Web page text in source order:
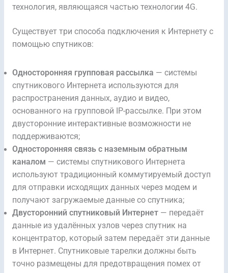
технология, являющаяся частью технологии 4G.
Существует три способа подключения к Интернету с
помощью спутников:
Односторонняя групповая рассылка — системы
спутникового Интернета используются для
распространения данных, аудио и видео,
основанного на групповой IP-рассылке. При этом
двусторонние интерактивные возможности не
поддерживаются;
Односторонняя связь с наземным обратным
каналом — системы спутникового Интернета
используют традиционный коммутируемый доступ
для отправки исходящих данных через модем и
получают загружаемые данные со спутника;
Двусторонний спутниковый Интернет — передаёт
данные из удалённых узлов через спутник на
концентратор, который затем передаёт эти данные
в Интернет. Спутниковые тарелки должны быть
точно размещены для предотвращения помех от